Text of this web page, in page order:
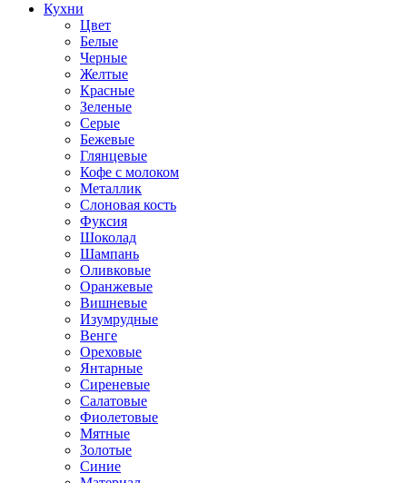
Кухни
Цвет
Белые
Черные
Желтые
Красные
Зеленые
Серые
Бежевые
Глянцевые
Кофе с молоком
Металлик
Слоновая кость
Фуксия
Шоколад
Шампань
Оливковые
Оранжевые
Вишневые
Изумрудные
Венге
Ореховые
Янтарные
Сиреневые
Салатовые
Фиолетовые
Мятные
Золотые
Синие